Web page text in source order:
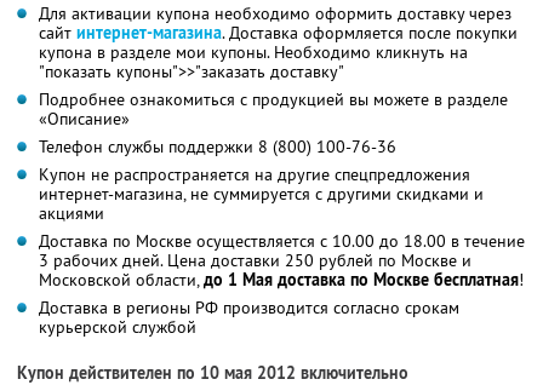
Для активации купона необходимо оформить доставку через
сайт интернет-магазина. Доставка оформляется после покупки
купона в разделе мои купоны. Необходимо кликнуть на
"показать купоны">>"заказать доставку"
Подробнее ознакомиться с продукцией вы можете в разделе
«Описание»
Телефон службы поддержки 8 (800) 100-76-36
Купон не распространяется на другие спецпредложения
интернет-магазина, не суммируется с другими скидками и
акциями
Доставка по Москве осуществляется с 10.00 до 18.00 в течение
3 рабочих дней. Цена доставки 250 рублей по Москве и
Московской области,до 1 Мая доставка по Москве бесплатная!
Доставка в регионы РФ производится согласно срокам
курьерской службой
Купон действителен по 10 мая 2012 включительно